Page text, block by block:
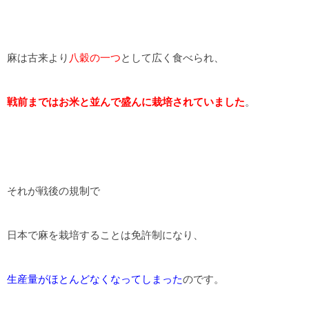
麻は古来より 八穀の一つとして広く食べられ、
戦前まではお米と並んで盛んに栽培されていました。
それが戦後の規制で
日本で麻を栽培することは免許制になり、
生産量がほとんどなくなってしまったのです。